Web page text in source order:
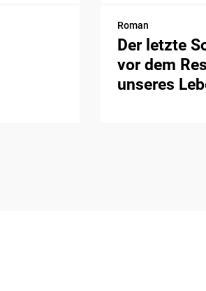
Roman
Der letzte
vor dem
unseres